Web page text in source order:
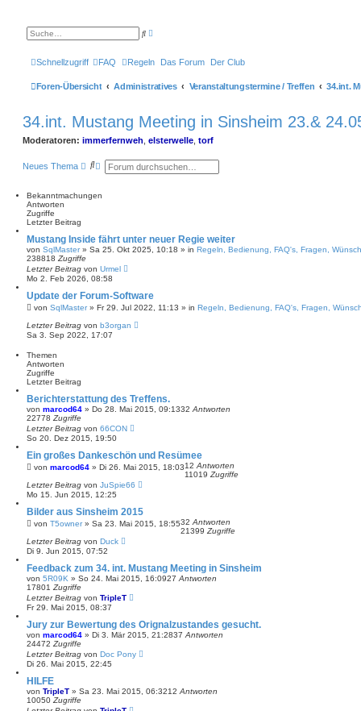
S
h
e i
e
S
u
c
h
Schnellzugriff FAQ Regeln Das Forum Der Club
Foren-Übersicht Administratives Veranstaltungstermine / Treffen
34.int. Mustang Meeting in Sinsheim 23.&
Moderatoren: immerfernweh elsterwelle torf
Neues Thema
S
h
E
e
t
e
u
c
e
Bekanntmachungen
Antworten
Zugriffe
Letzter Beitrag
Mustang Inside fährt unter neuer Regie weiter
von SqlMaster» Sa 25. Okt 2025, 10:18 » in Regeln, Bedienung, FAQ's, Fragen,
238818 Zugriffe
Letzter Beitrag von Urmel
Mo 2. Feb 2026, 08:58
Update der Forum-Software
von SqlMaster» Fr 29. Jul 2022, 11:13 » in Regeln, Bedienung, FAQ's, Fragen,
Letzter Beitrag von b3organ
Sa 3. Sep 2022, 17:07
Themen
Antworten
Zugriffe
Letzter Beitrag
Berichterstattung des Treffens.
von marcod64 » Do 28. Mai 2015, 09:1332 Antworten
22778 Zugriffe
Letzter Beitrag von 66CON
So 20. Dez 2015, 19:50
Ein großes Dankeschön und Resümee
von marcod64 » Di 26. Mai 2015, 18:0312 Antworten
11019 Zugriffe
Letzter Beitrag von JuSpie66
Mo 15. Jun 2015, 12:25
Bilder aus Sinsheim 2015
von T5owner» Sa 23. Mai 2015, 18:5532 Antworten
21399 Zugriffe
Letzter Beitrag von Duck
Di 9. Jun 2015, 07:52
Feedback zum 34. int. Mustang Meeting in Sinsheim
von 5R09K » So 24. Mai 2015, 16:0927 Antworten
17801 Zugriffe
Letzter Beitrag von TripleT
Fr 29. Mai 2015, 08:37
Jury zur Bewertung des Orignalzustandes gesucht.
von marcod64 » Di 3. Mär 2015, 21:2837 Antworten
24472 Zugriffe
Letzter Beitrag von Doc Pony
Di 26. Mai 2015, 22:45
HILFE
von TripleT » Sa 23. Mai 2015, 06:3212 Antworten
10050 Zugriffe